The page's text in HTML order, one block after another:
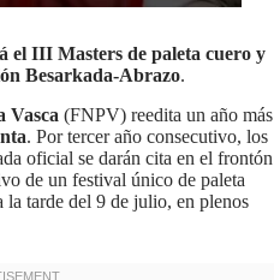
el III Masters de paleta cuero y
Besarkada-Abrazo.
Vasca (FNPV) reedita un año más
. Por tercer año consecutivo, los
oficial se darán cita en el frontón
de un festival único de paleta
la tarde del 9 de julio, en plenos